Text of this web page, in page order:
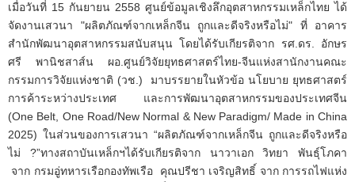
เมื่อวันที่ 15 กันยายน 2558 ศูนย์ข้อมูลเชิงลึกอุตสาหกรรมเหล็กไทย ได้
จัดงานเสวนา "ผลิตภัณฑ์จากเหล็กจีน ถูกและดีจริงหรือไม่" ที่ อาคาร
สำนักพัฒนาอุตสาหกรรมสนับสนุน โดยได้รับเกียรติจาก รศ.ดร. อักษร
ศรี พานิชสาส์น ผอ.ศูนย์วิจัยยุทธศาสตร์ไทย-จีนแห่งสานักงานคณะ
กรรมการวิจัยแห่งชาติ (วช.) มาบรรยายในหัวข้อ นโยบาย ยุทธศาสตร์
การค้าระหว่างประเทศ และการพัฒนาอุตสาหกรรมของประเทศจีน
(One Belt, One Road/New Normal & New Paradigm/ Made in China
2025) ในส่วนของการเสวนา “ผลิตภัณฑ์จากเหล็กจีน ถูกและดีจริงหรือ
ไม่ ?”ทางสถาบันเหล็กฯได้รับเกียรติจาก นาวาเอก วิทยา พันธุ์โภคา
จาก กรมอู่ทหารเรือกองทัพเรือ คุณปรีชา เจริญสิทธิ์ จาก การรถไฟแห่ง